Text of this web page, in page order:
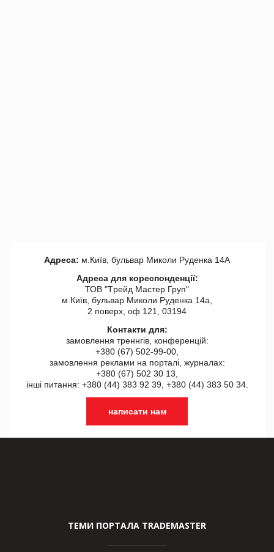
Адреса: м.Київ, бульвар Миколи Руденка 14А
Адреса для кореспонденції:
ТОВ "Tрейд Мастер Груп"
м.Київ, бульвар Миколи Руденка 14а,
2 поверх, оф 121, 03194
Контакти для:
замовлення треннгів, конференцій:
+380 (67) 502-99-00,
замовлення реклами на порталі, журналах:
+380 (67) 502 30 13,
інші питання: +380 (44) 383 92 39, +380 (44) 383 50 34.
написати нам
ТЕМИ ПОРТАЛА TRADEMASTER